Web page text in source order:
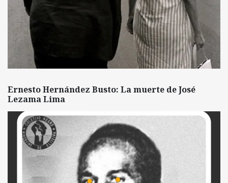
Ernesto Hernández Busto: La muerte de José
Lezama Lima